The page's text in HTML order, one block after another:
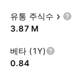
유통 주식수
‪3.87 M‬
베타 (1Y)
0.84